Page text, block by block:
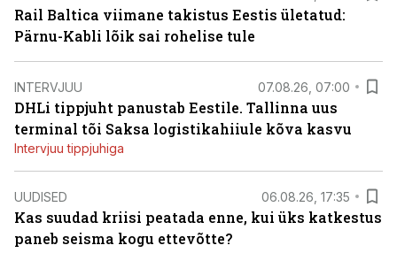
Rail Baltica viimane takistus Eestis ületatud:
Pärnu-Kabli lõik sai rohelise tule
INTERVJUU 07.08.26, 07:00
DHLi tippjuht panustab Eestile. Tallinna uus
terminal tõi Saksa logistikahiiule kõva kasvu
Intervjuu tippjuhiga
UUDISED 06.08.26, 17:35
Kas suudad kriisi peatada enne, kui üks katkestus
paneb seisma kogu ettevõtte?